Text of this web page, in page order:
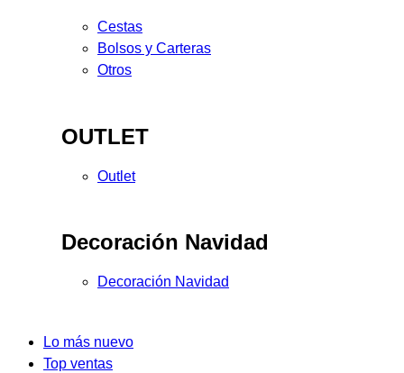
Cestas
Bolsos y Carteras
Otros
OUTLET
Outlet
Decoración Navidad
Decoración Navidad
Lo más nuevo
Top ventas